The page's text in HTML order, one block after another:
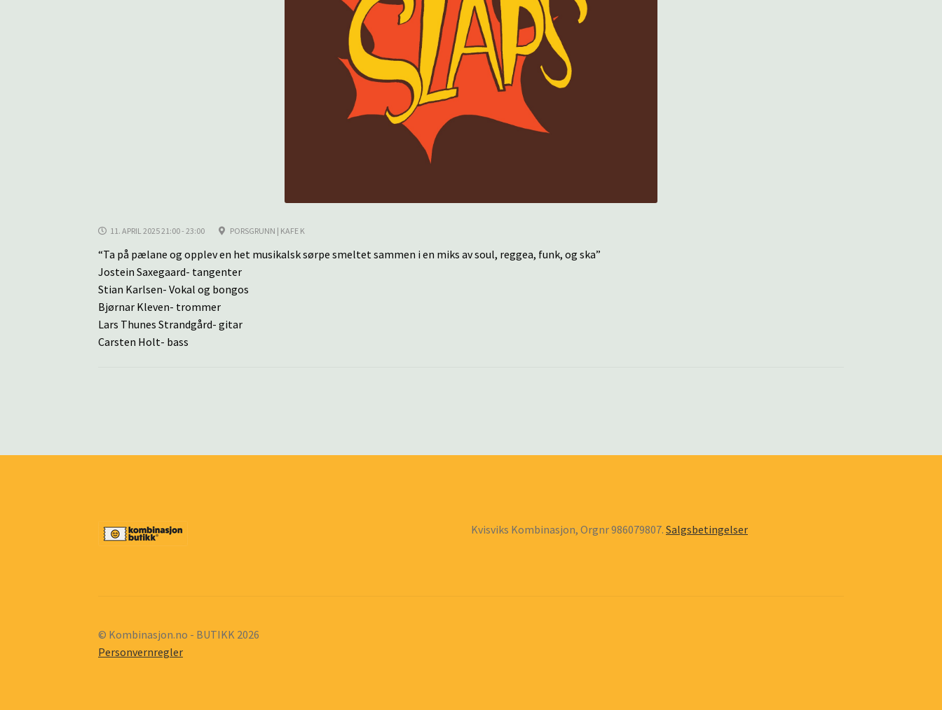
11. APRIL 2025 21:00 - 23:00 PORSGRUNN | KAFE K
“Ta på pælane og opplev en het musikalsk sørpe smeltet sammen i en miks av soul, reggea, funk, og ska”
Jostein Saxegaard- tangenter
Stian Karlsen- Vokal og bongos
Bjørnar Kleven- trommer
Lars Thunes Strandgård- gitar
Carsten Holt- bass
Kvisviks Kombinasjon, Orgnr 986079807. Salgsbetingelser
© Kombinasjon.no - BUTIKK 2026
Personvernregler